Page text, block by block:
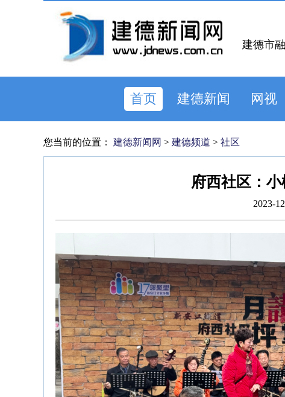
建德市
首页 建德新闻 网视
您当前的位置： 建德新闻网 > 建德频道 > 社区
府西社区：
2023-